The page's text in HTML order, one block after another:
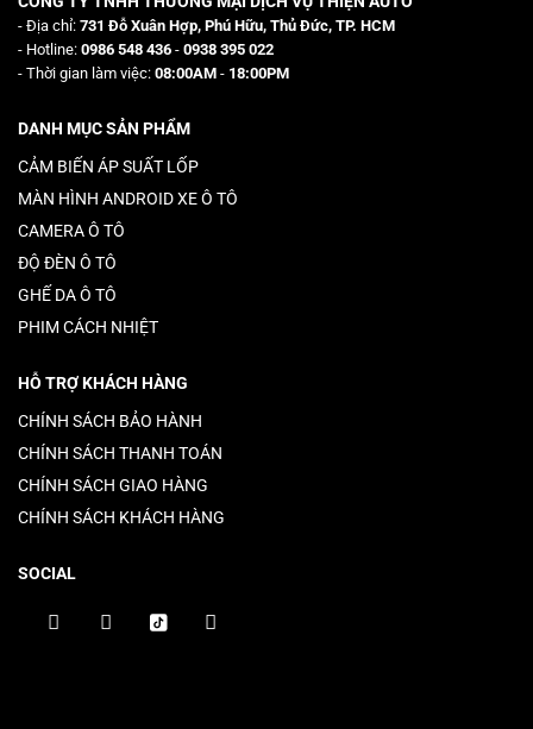
- Địa chỉ: 731 Đỗ Xuân Hợp, Phú Hữu, Thủ Đức, TP. HCM
- Hotline: 0986 548 436 - 0938 395 022
- Thời gian làm việc: 08:00AM - 18:00PM
DANH MỤC SẢN PHẨM
CẢM BIẾN ÁP SUẤT LỐP
MÀN HÌNH ANDROID XE Ô TÔ
CAMERA Ô TÔ
ĐỘ ĐÈN Ô TÔ
GHẾ DA Ô TÔ
PHIM CÁCH NHIỆT
HỖ TRỢ KHÁCH HÀNG
CHÍNH SÁCH BẢO HÀNH
CHÍNH SÁCH THANH TOÁN
CHÍNH SÁCH GIAO HÀNG
CHÍNH SÁCH KHÁCH HÀNG
SOCIAL